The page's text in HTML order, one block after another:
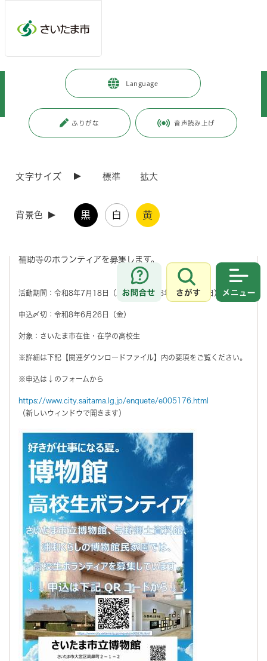
Language
ふりがな 音声読み上げ
文字サイズ 標準 拡大
背景色 黒 白 黄
お問合せ
さがす
観光・スポーツ・文化 > 文化・芸術
>
更新日付：2026年8月7日 / ページ番号：C131225
補助等のボランティアを募集します。
活動期間：令和8年7月18日（土）から令和8年8月23日（日）
申込〆切：令和8年6月26日（金）
対象：さいたま市在住・在学の高校生
※詳細は下記【関連ダウンロードファイル】内の要項をご覧ください。
※申込は↓のフォームから
https://www.city.saitama.lg.jp/enquete/e005176.html
（新しいウィンドウで開きます）